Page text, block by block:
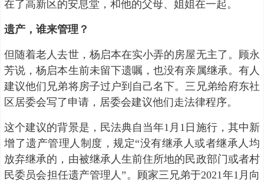
在了高新区的安息堂，和他的父母、姐姐在一起。
遗产，谁来管理？
但随着老人去世，杨启本在实小弄的房屋无主了。顾永
芳说，杨启本生前未留下遗嘱，也没有亲属继承。有人
建议他们兄弟将房子过户到自己名下。三兄弟给府东社
区居委会写了申请，居委会建议他们走法律程序。
这个建议的背景是，民法典自当年1月1日施行，其中新
增了遗产管理人制度，规定“没有继承人或者继承人均
放弃继承的，由被继承人生前住所地的民政部门或者村
民委员会担任遗产管理人”。顾家三兄弟于2021年1月向